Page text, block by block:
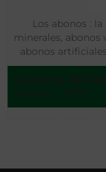
Los abonos :
minerales, abonos
abonos